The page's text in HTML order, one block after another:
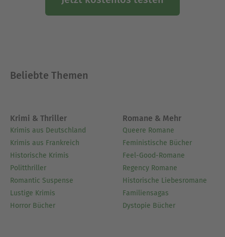
Beliebte Themen
Krimi & Thriller
Krimis aus Deutschland
Krimis aus Frankreich
Historische Krimis
Politthriller
Romantic Suspense
Lustige Krimis
Horror Bücher
Romane & Mehr
Queere Romane
Feministische Bücher
Feel-Good-Romane
Regency Romane
Historische Liebesromane
Familiensagas
Dystopie Bücher